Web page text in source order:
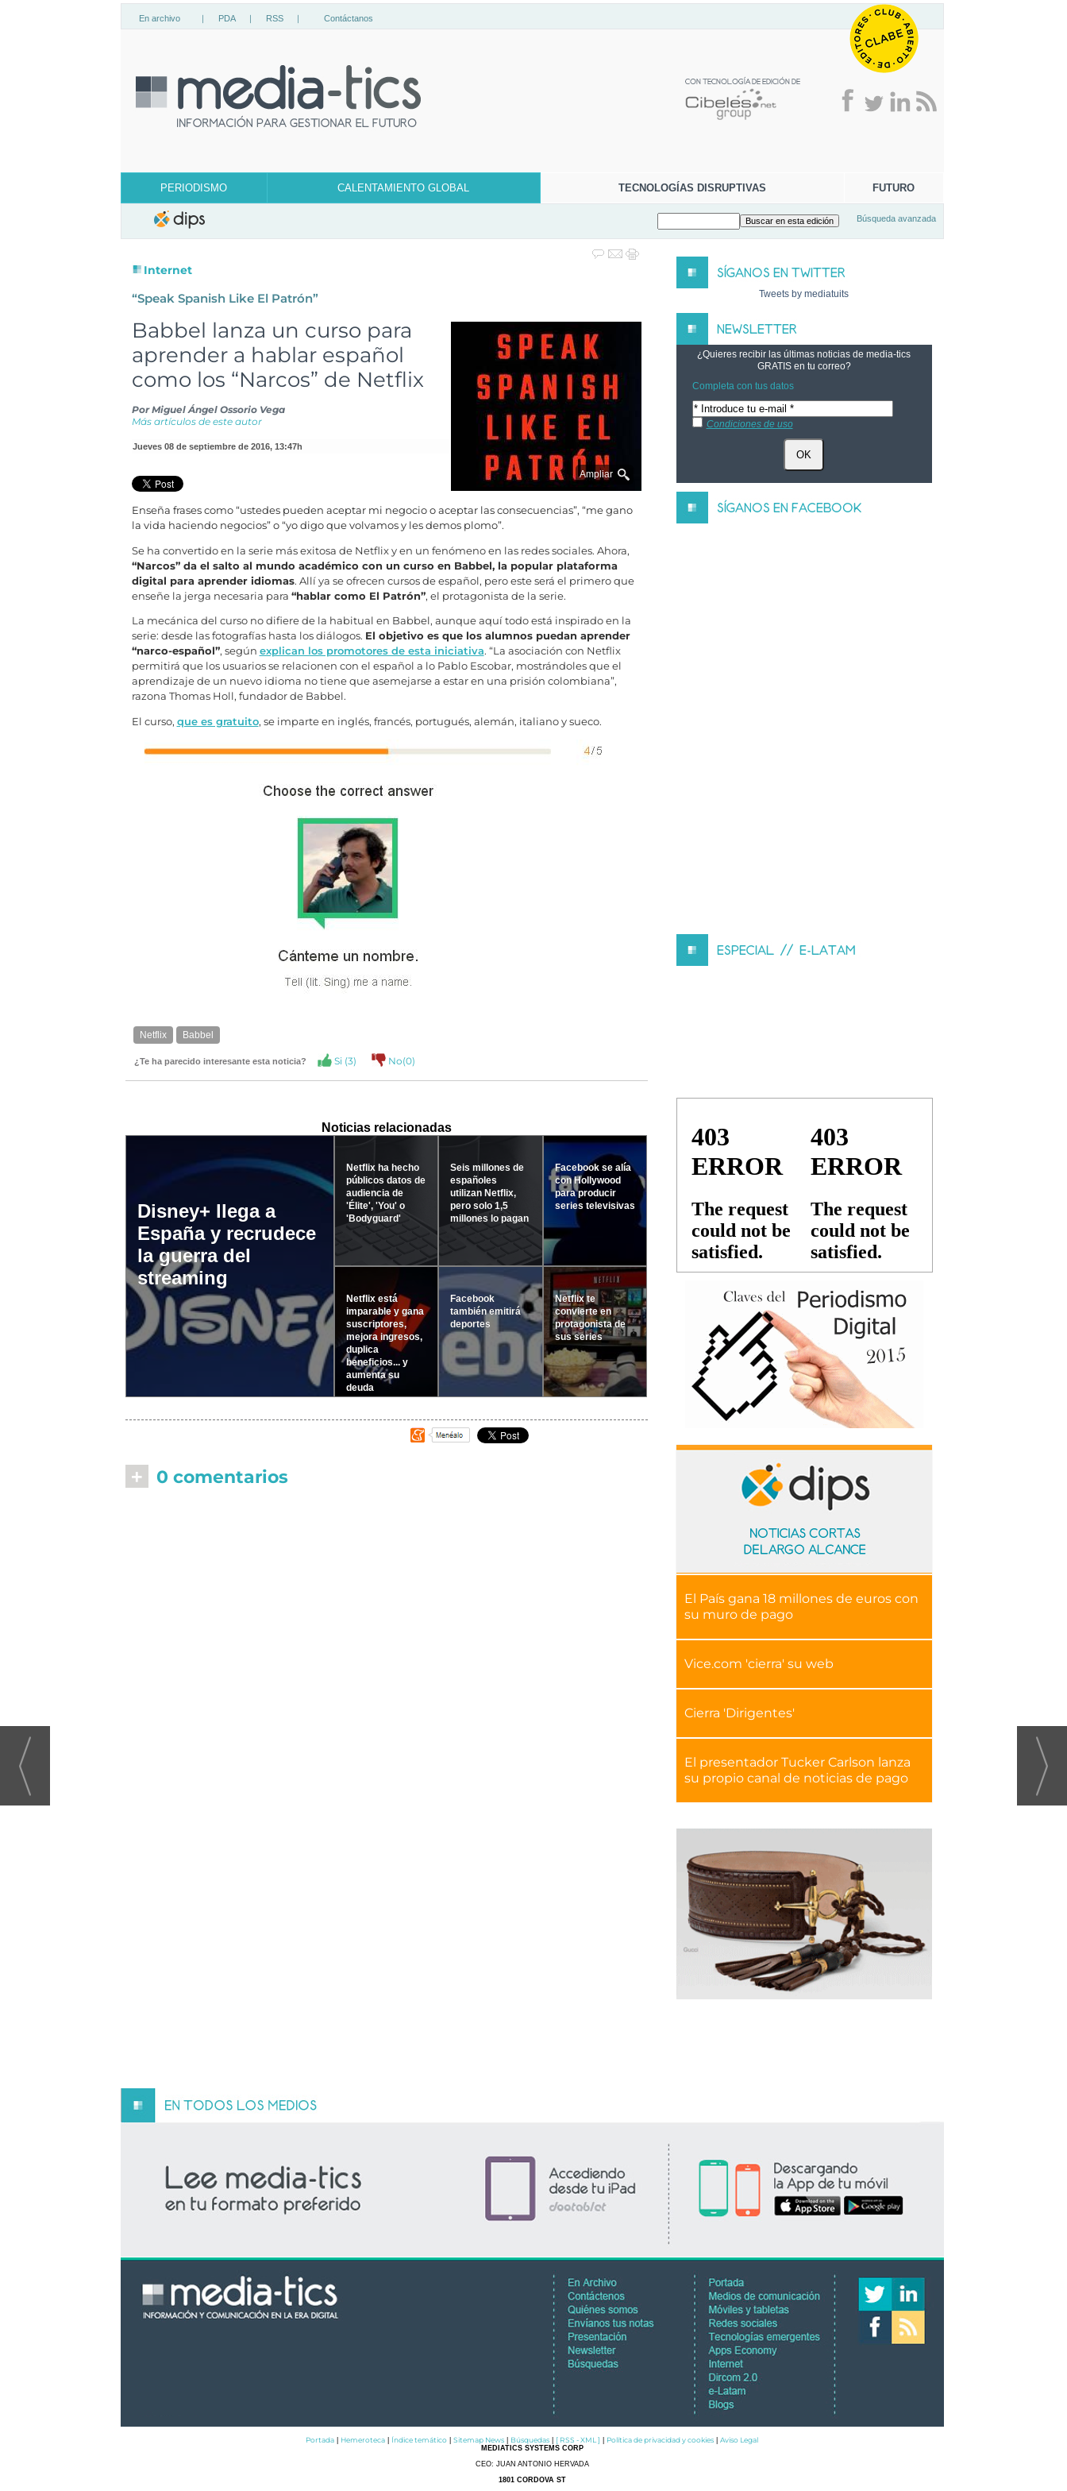
En archivo | PDA | RSS | Contáctanos
PERIODISMO CALENTAMIENTO GLOBAL TECNOLOGÍAS DISRUPTIVAS FUTURO
Búsqueda avanzada
Internet
“Speak Spanish Like El Patrón”
Ampliar
Babbel lanza un curso para
aprender a hablar español
como los “Narcos” de Netflix
PorMiguel Ángel Ossorio Vega
Más artículos de este autor
jueves 08 de septiembre de 2016, 13:47h
Enseña frases como “ustedes pueden aceptar mi negocio o aceptar las consecuencias”, “me gano
la vida haciendo negocios” o “yo digo que volvamos y les demos plomo”.
Se ha convertido en la serie más exitosa de Netflix y en un fenómeno en las redes sociales. Ahora,
“Narcos” da el salto al mundo académico con un curso en Babbel, la popular plataforma
digital para aprender idiomas. Allí ya se ofrecen cursos de español, pero este será el primero que
enseñe la jerga necesaria para “hablar como El Patrón”, el protagonista de la serie.
La mecánica del curso no difiere de la habitual en Babbel, aunque aquí todo está inspirado en la
serie: desde las fotografías hasta los diálogos. El objetivo es que los alumnos puedan aprender
“narco-español”, según explican los promotores de esta iniciativa. “La asociación con Netflix
permitirá que los usuarios se relacionen con el español a lo Pablo Escobar, mostrándoles que el
aprendizaje de un nuevo idioma no tiene que asemejarse a estar en una prisión colombiana”,
razona Thomas Holl, fundador de Babbel.
El curso, que es gratuito, se imparte en inglés, francés, portugués, alemán, italiano y sueco.
Netflix Babbel
¿Te ha parecido interesante esta noticia? Si (3) No(0)
Noticias relacionadas
Disney+ llega a
España y recrudece
la guerra del
streaming
Netflix ha hecho
públicos datos de
audiencia de
'Élite', 'You' o
'Bodyguard'
Netflix está
imparable y gana
suscriptores,
mejora ingresos,
duplica
beneficios... y
aumenta su
deuda
Seis millones de
españoles
utilizan Netflix,
pero solo 1,5
millones lo pagan
Facebook
también emitirá
deportes
Facebook se alía
con Hollywood
para producir
series televisivas
Netflix te
convierte en
protagonista de
sus series
+ 0 comentarios
Tweets by mediatuits
¿Quieres recibir las últimas noticias de media-tics
GRATISen tu correo?
Completa con tus datos
Condiciones de uso
El País gana 18 millones de euros con
su muro de pago
Vice.com 'cierra' su web
Cierra 'Dirigentes'
El presentador Tucker Carlson lanza
su propio canal de noticias de pago
Portada Hemeroteca Índice temático Sitemap News Búsquedas [ RSS - XML ] Política de privacidad y cookies Aviso Legal
MEDIATICS SYSTEMS CORP
CEO: JUAN ANTONIO HERVADA
1801 CORDOVA ST